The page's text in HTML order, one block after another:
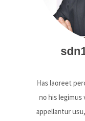
Has laoreet
no his
appellantur